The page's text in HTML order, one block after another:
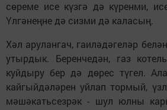
сөреме исе күзгә дә күренми,
Үлгәнеңне дә сизми дә каласың.
Хәл арулангач, гаиләдәгеләр
утырдык. Беренчедән, газ
куйдыру бер дә дөрес түгел.
кайгыйдәләрен уйлап тормый,
мәшәкатьсезрәк - шул юлны